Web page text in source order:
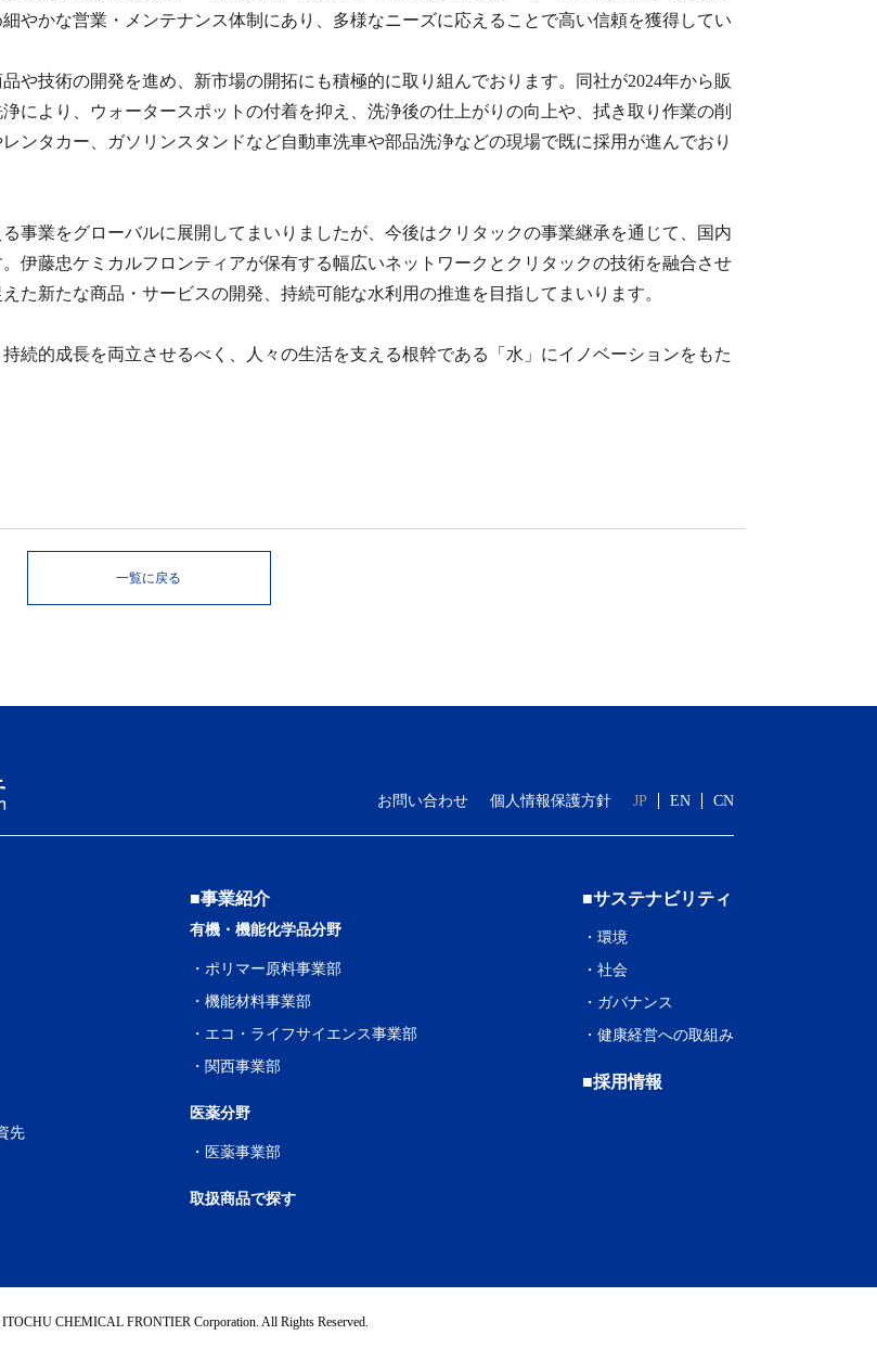
やかな営業・メンテナンス体制にあり、多様なニーズに応えることで高い信頼を獲得してい
や技術の開発を進め、新市場の開拓にも積極的に取り組んでおります。同社が2024年から販
により、ウォータースポットの付着を抑え、洗浄後の仕上がりの向上や、拭き取り作業の削
ンタカー、ガソリンスタンドなど自動車洗車や部品洗浄などの現場で既に採用が進んでおり
事業をグローバルに展開してまいりましたが、今後はクリタックの事業継承を通じて、国内
伊藤忠ケミカルフロンティアが保有する幅広いネットワークとクリタックの技術を融合させ
た新たな商品・サービスの開発、持続可能な水利用の推進を目指してまいります。
続的成長を両立させるべく、人々の生活を支える根幹である「水」にイノベーションをもた
一覧に戻る
お問い合わせ 個人情報保護方針 JP EN CN
先
■事業紹介
有機・機能化学品分野
・ ポリマー原料事業部
・ 機能材料事業部
・ エコ・ライフサイエンス事業部
・ 関西事業部
医薬分野
・ 医薬事業部
取扱商品で探す
■サステナビリティ
・ 環境
・ 社会
・ ガバナンス
・ 健康経営への取組み
■採用情報
CHEMICAL FRONTIER Corporation. All Rights Reserved.